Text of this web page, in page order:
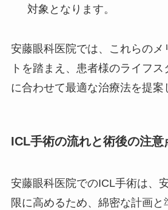
対象となります。
安藤眼科医院では、これらのメ
トを踏まえ、患者様のライフ
に合わせて最適な治療法を提案
ICL手術の流れと術後の注意
安藤眼科医院でのICL手術は、
限に高めるため、綿密な計画